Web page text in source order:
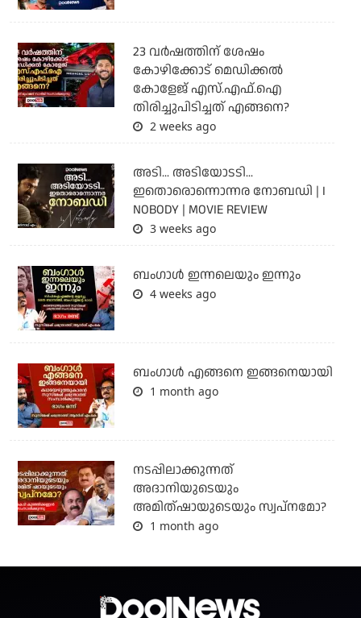
23 വർഷത്തിന് ശേഷം
കോഴിക്കോട് മെഡിക്കൽ
കോളേജ് എസ്.എഫ്.ഐ
തിരിച്ചുപിടിച്ചത് എങ്ങനെ?
2 weeks ago
അടി... അടിയോടടി...
ഇതൊരൊന്നൊന്നര നോബഡി | I
NOBODY | MOVIE REVIEW
3 weeks ago
ബംഗാള്‍ ഇന്നലെയും ഇന്നും
4 weeks ago
ബം​ഗാൾ എങ്ങനെ ഇങ്ങനെയായി
1 month ago
നടപ്പിലാക്കുന്നത്
അദാനിയുടെയും
അമിത്ഷായുടെയും സ്വപ്നമോ?
1 month ago